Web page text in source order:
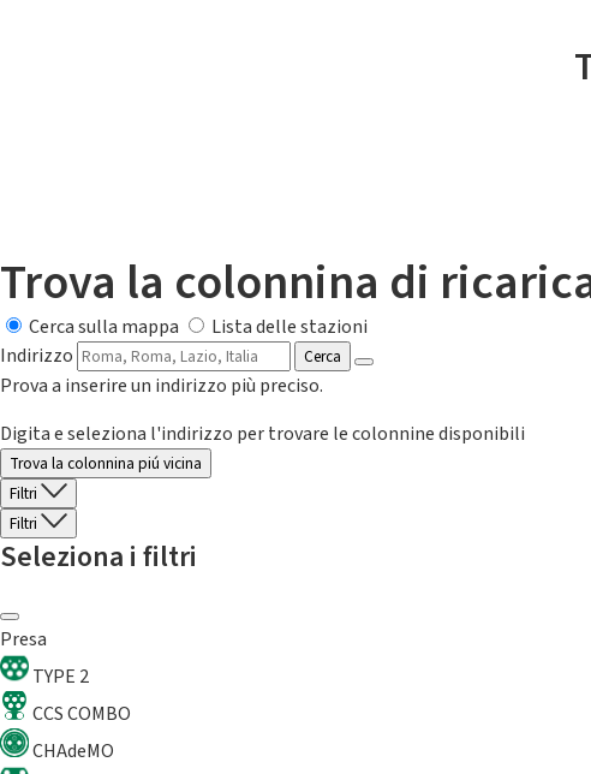
Trova la colonnina di
Cerca sulla mappa
Lista delle stazioni
Indirizzo
Cerca
Prova a inserire un indirizzo più preciso.
Digita e seleziona l'indirizzo per trovare le colonnine disponibili
Trova la colonnina piú vicina
Filtri
Filtri
Seleziona i filtri
Presa
TYPE 2
CCS COMBO
CHAdeMO